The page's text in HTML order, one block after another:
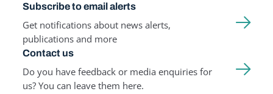
Subscribe to email alerts
Get notifications about news alerts,
publications and more
Contact us
Do you have feedback or media enquiries for
us? You can leave them here.